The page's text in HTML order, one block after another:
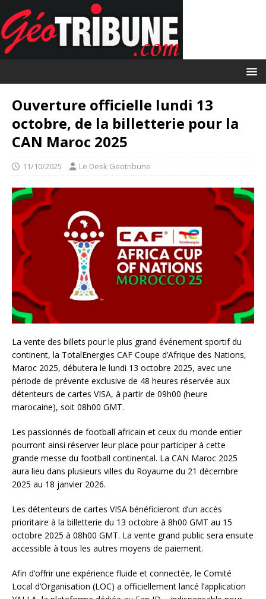
Ouverture officielle lundi 13
octobre, de la billetterie pour la
CAN Maroc 2025
11/10/2025 Le Desk Geotribune
La vente des billets pour le plus grand événement sportif du
continent, la TotalEnergies CAF Coupe d’Afrique des Nations,
Maroc 2025, débutera le lundi 13 octobre 2025, avec une
période de prévente exclusive de 48 heures réservée aux
détenteurs de cartes VISA, à partir de 09h00 (heure
marocaine), soit 08h00 GMT.
Les passionnés de football africain et ceux du monde entier
pourront ainsi réserver leur place pour participer à cette
grande messe du football continental. La CAN Maroc 2025
aura lieu dans plusieurs villes du Royaume du 21 décembre
2025 au 18 janvier 2026.
Les détenteurs de cartes VISA bénéficieront d’un accès
prioritaire à la billetterie du 13 octobre à 8h00 GMT au 15
octobre 2025 à 08h00 GMT. La vente grand public sera ensuite
accessible à tous les autres moyens de paiement.
Afin d’offrir une expérience fluide et connectée, le Comité
Local d’Organisation (LOC) a officiellement lancé l’application